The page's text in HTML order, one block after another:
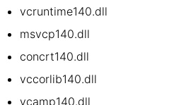
vcruntime140.dll
msvcp140.dll
concrt140.dll
vccorlib140.dll
vcamp140.dll